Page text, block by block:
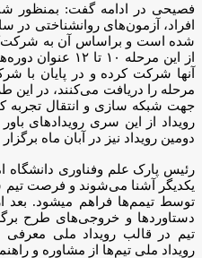
فصیحی در ادامه گفت: بمنظور
افراد، آزمون‌های روانشناختی در
شده است و براساس آن به
از این مرحله ۱۰
آنها شرکت کرده و در پایان با
مرحله را دریافت می‌کنند، در این
جهت شبکه سازی و انتقال تجربه
دومین رویداد نیز در آبان ماه
رئیس پارک علم وفناوری دانشگاه
یکدیگر آشنا می‌شوند و فرصت
توسط تیمم‌ها فراهم میشود. بعد
دستاورد‌ها و خروجی‌های طرح
تیم در قالب رویداد ملی معرفی
رویداد ملی تیم‌ها از مشاوره و